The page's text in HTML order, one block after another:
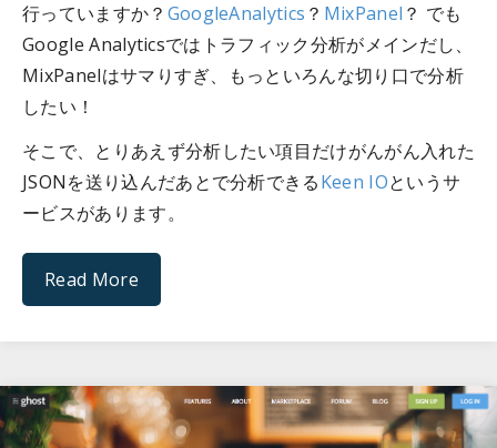
行っていますか？ GoogleAnalytics ？ MixPanel ？ でも
Google Analyticsではトラフィック分析がメインだし、
MixPanelはサマりすぎ、もっといろんな切り口で分析
したい！
そこで、とりあえず分析したい項目だけがんがん入れた
JSONを送り込んだあとで分析できるKeen IOというサ
ービスがあります。
Read More